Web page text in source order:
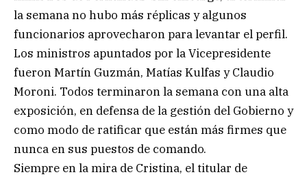
la semana no hubo más réplicas y algunos
funcionarios aprovecharon para levantar el perfil.
Los ministros apuntados por la Vicepresidente
fueron Martín Guzmán, Matías Kulfas y Claudio
Moroni. Todos terminaron la semana con una alta
exposición, en defensa de la gestión del Gobierno y
como modo de ratificar que están más firmes que
nunca en sus puestos de comando.
Siempre en la mira de Cristina, el titular de